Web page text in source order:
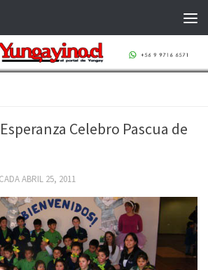
Celebro Pascua de
ABRIL 25, 2011